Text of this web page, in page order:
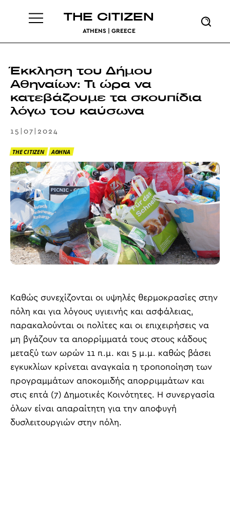
THE CITIZEN
ATHENS | GREECE
Έκκληση του Δήμου
Αθηναίων: Τι ώρα να
κατεβάζουμε τα σκουπίδια
λόγω του καύσωνα
15|07|2024
THE CITIZEN ΑΘΗΝΑ
Καθώς συνεχίζονται οι υψηλές θερμοκρασίες στην
πόλη και για λόγους υγιεινής και ασφάλειας,
παρακαλούνται οι πολίτες και οι επιχειρήσεις να
μη βγάζουν τα απορρίμματά τους στους κάδους
μεταξύ των ωρών 11 π.μ. και 5 μ.μ. καθώς βάσει
εγκυκλίων κρίνεται αναγκαία η τροποποίηση των
προγραμμάτων αποκομιδής απορριμμάτων και
στις επτά (7) Δημοτικές Κοινότητες. Η συνεργασία
όλων είναι απαραίτητη για την αποφυγή
δυσλειτουργιών στην πόλη.